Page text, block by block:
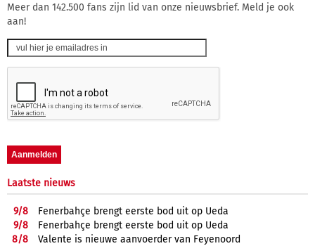
Meer dan 142.500 fans zijn lid van onze nieuwsbrief. Meld je ook
aan!
Laatste nieuws
9/8
Fenerbahçe brengt eerste bod uit op Ueda
9/8
Fenerbahçe brengt eerste bod uit op Ueda
8/8
Valente is nieuwe aanvoerder van Feyenoord